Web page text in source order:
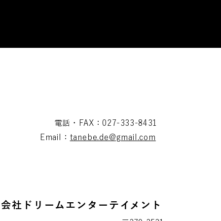
電話・FAX：027-333-8431
Email： tanebe.de@gmail.com
社ドリームエンターテイメント